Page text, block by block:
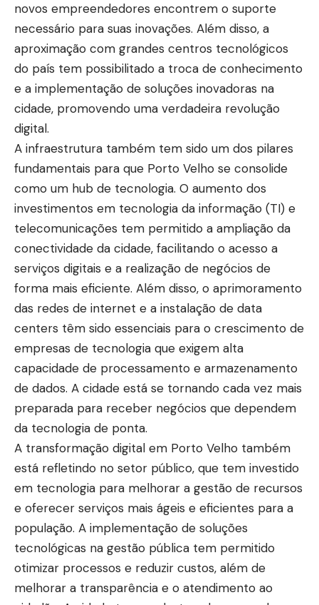
novos empreendedores encontrem o suporte
necessário para suas inovações. Além disso, a
aproximação com grandes centros tecnológicos
do país tem possibilitado a troca de conhecimento
e a implementação de soluções inovadoras na
cidade, promovendo uma verdadeira revolução
digital.
A infraestrutura também tem sido um dos pilares
fundamentais para que Porto Velho se consolide
como um hub de tecnologia. O aumento dos
investimentos em tecnologia da informação (TI) e
telecomunicações tem permitido a ampliação da
conectividade da cidade, facilitando o acesso a
serviços digitais e a realização de negócios de
forma mais eficiente. Além disso, o aprimoramento
das redes de internet e a instalação de data
centers têm sido essenciais para o crescimento de
empresas de tecnologia que exigem alta
capacidade de processamento e armazenamento
de dados. A cidade está se tornando cada vez mais
preparada para receber negócios que dependem
da tecnologia de ponta.
A transformação digital em Porto Velho também
está refletindo no setor público, que tem investido
em tecnologia para melhorar a gestão de recursos
e oferecer serviços mais ágeis e eficientes para a
população. A implementação de soluções
tecnológicas na gestão pública tem permitido
otimizar processos e reduzir custos, além de
melhorar a transparência e o atendimento ao